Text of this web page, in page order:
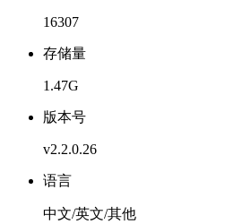
16307
存储量
1.47G
版本号
v2.2.0.26
语言
中文/英文/其他